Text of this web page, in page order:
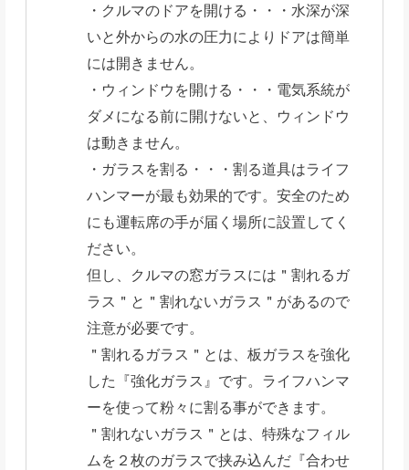
・クルマのドアを開ける・・・水深が深
いと外からの水の圧力によりドアは簡単
には開きません。
・ウィンドウを開ける・・・電気系統が
ダメになる前に開けないと、ウィンドウ
は動きません。
・ガラスを割る・・・割る道具はライフ
ハンマーが最も効果的です。安全のため
にも運転席の手が届く場所に設置してく
ださい。
但し、クルマの窓ガラスには＂割れるガ
ラス＂と＂割れないガラス＂があるので
注意が必要です。
＂割れるガラス＂とは、板ガラスを強化
した『強化ガラス』です。ライフハンマ
ーを使って粉々に割る事ができます。
＂割れないガラス＂とは、特殊なフィル
ムを２枚のガラスで挟み込んだ『合わせ